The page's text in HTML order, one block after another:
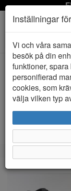
Toggle
navigation
Herr -
Sortera efter:
Inställningar
Vi och våra
besök på din
funktioner,
personifierad
cookies, som
välja vilken typ